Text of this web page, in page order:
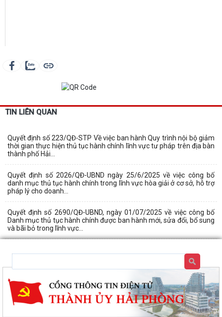
TIN LIÊN QUAN
Quyết định số 223/QĐ-STP Về việc ban hành Quy trình nội bộ giảm
thời gian thực hiện thủ tục hành chính lĩnh vực tư pháp trên địa bàn
thành phố Hải...
Quyết định số 2026/QĐ-UBND ngày 25/6/2025 về việc công bố
danh mục thủ tục hành chính trong lĩnh vực hòa giải ở cơ sở, hỗ trợ
pháp lý cho doanh...
Quyết định số 2690/QĐ-UBND, ngày 01/07/2025 về việc công bố
Danh mục thủ tục hành chính được ban hành mới, sửa đổi, bổ sung
và bãi bỏ trong lĩnh vực...